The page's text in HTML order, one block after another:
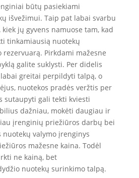
būtų pasiekiami
išvežimui. Taip pat labai svarbu
jų gyvens namuose tam, kad
tinkamiausią nuotekų
Pirkdami mažesne
galite suklysti. Per didelis
greitai perpildyti talpą, o
nuotekos pradės veržtis per
sutaupyti gali tekti kviesti
dažniau, mokėti daugiau ir
įrenginių priežiūros darbų bei
nuotekų valymo įrenginys
mažesne kaina. Todėl
ne kainą, bet
nuotekų surinkimo talpą.